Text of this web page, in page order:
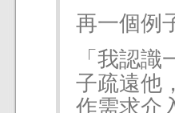
再一個例
「我認
子疏遠他
作需求介